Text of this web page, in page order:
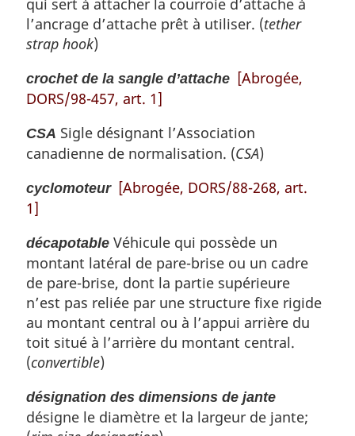
qui sert à attacher la courroie d’attache à
l’ancrage d’attache prêt à utiliser. (tether
strap hook)
crochet de la sangle d’attache [Abrogée,
DORS/98-457, art. 1]
CSA Sigle désignant l’Association
canadienne de normalisation. (CSA)
cyclomoteur [Abrogée, DORS/88-268, art.
1]
décapotable Véhicule qui possède un
montant latéral de pare-brise ou un cadre
de pare-brise, dont la partie supérieure
n’est pas reliée par une structure fixe rigide
au montant central ou à l’appui arrière du
toit situé à l’arrière du montant central.
(convertible)
désignation des dimensions de jante
désigne le diamètre et la largeur de jante;